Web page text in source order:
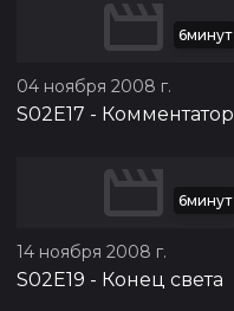
6минут
04 ноября 2008 г.
S02E17 - Комментатор
6минут
14 ноября 2008 г.
S02E19 - Конец света